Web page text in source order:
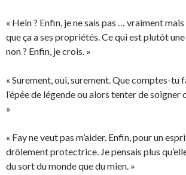
« Hein ? Enfin, je ne sais pas … vraiment mais
que ça a ses propriétés. Ce qui est plutôt
non ? Enfin, je crois. »
« Surement, oui, surement. Que comptes-tu
l’épée de légende ou alors tenter de
»
« Fay ne veut pas m’aider. Enfin, pour un
drôlement protectrice. Je pensais plus
du sort du monde que du mien. »